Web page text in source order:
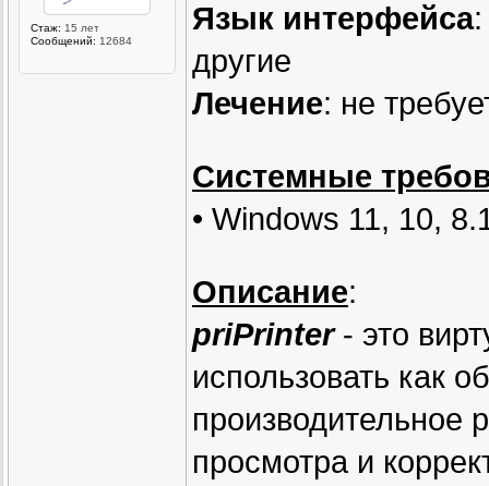
Стаж: 15 лет
Сообщений: 12684
Язык интерфейса:
другие
Лечение: не
Системные
• Windows 11, 10,
Описание:
priPrinter- это
использовать как
производительное
просмотра и